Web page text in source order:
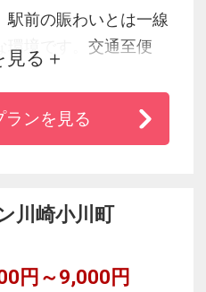
駅前の賑わいとは一線
環境です。交通至便
。
見る
ランを見る
川崎小川町
円～9,000円